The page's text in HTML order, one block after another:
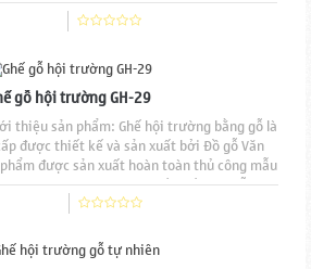
cao cấp, Sản phẩm có thể được sản xuất từ
gỗ hội trường GH-29
thiệu sản phẩm: Ghế hội trường bằng gỗ là
được thiết kế và sản xuất bởi Đồ gỗ Văn
được sản xuất hoàn toàn thủ công mẫu
nét đục chạm tinh tế. Chất liệu gỗ tự
cao cấp, Sản phẩm có thể được sản xuất từ